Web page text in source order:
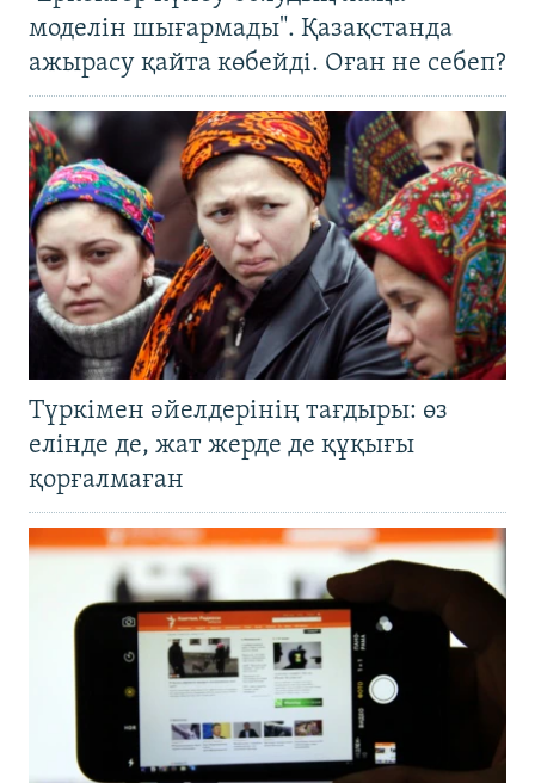
моделін шығармады". Қазақстанда
ажырасу қайта көбейді. Оған не себеп?
Түркімен әйелдерінің тағдыры: өз
елінде де, жат жерде де құқығы
қорғалмаған